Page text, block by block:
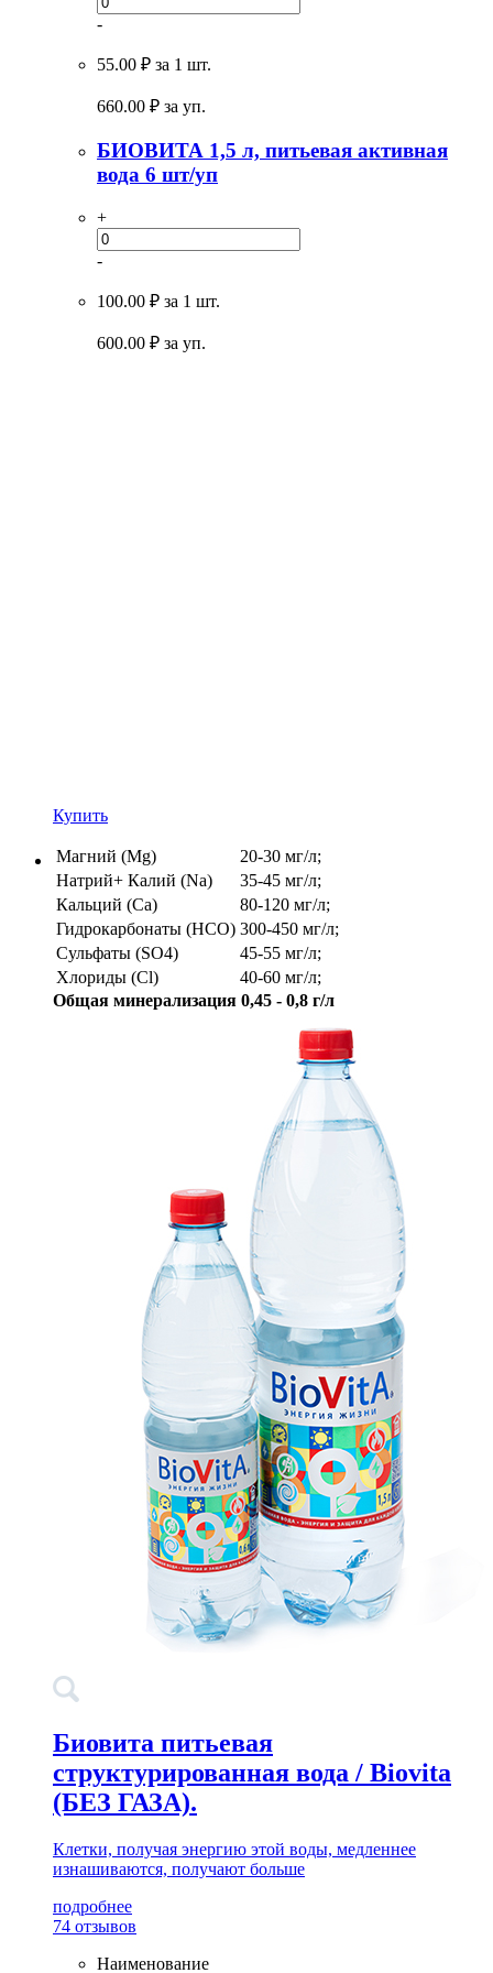
-
55.00 ₽ за 1 шт.
660.00 ₽ за уп.
БИОВИТА 1,5 л, питьевая активная
вода 6 шт/уп
+
-
100.00 ₽ за 1 шт.
600.00 ₽ за уп.
Купить
Магний (Mg)
20-30 мг/л;
Натрий+ Калий (Na)
35-45 мг/л;
Кальций (Ca)
80-120 мг/л;
Гидрокарбонаты (HCO) 300-450 мг/л;
Сульфаты (SO4)
45-55 мг/л;
Хлориды (Cl)
40-60 мг/л;
Общая минерализация 0,45 - 0,8 г/л
Биовита питьевая
структурированная вода / Biovita
(БЕЗ ГАЗА).
Клетки, получая энергию этой воды, медленнее
изнашиваются, получают больше
подробнее
74 отзывов
Наименование